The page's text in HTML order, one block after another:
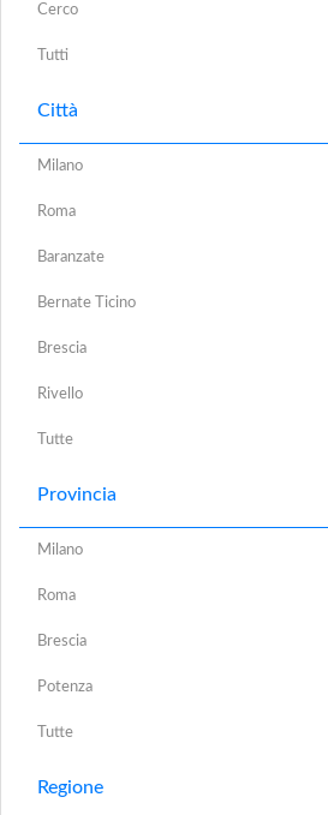
Cerco
Tutti
Città
Milano
Roma
Baranzate
Bernate Ticino
Brescia
Rivello
Tutte
Provincia
Milano
Roma
Brescia
Potenza
Tutte
Regione